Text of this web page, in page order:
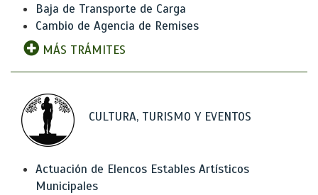
Baja de Transporte de Carga
Cambio de Agencia de Remises
MÁS TRÁMITES
CULTURA, TURISMO Y EVENTOS
Actuación de Elencos Estables Artísticos
Municipales